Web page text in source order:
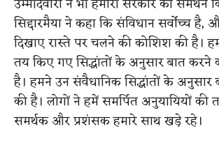
सिद्दारमैया ने कहा कि संविधान सर्वोच्च
दिखाए रास्ते पर चलने की कोशिश की है।
तय किए गए सिद्धांतों के अनुसार बात
है। हमने उन संवैधानिक सिद्धांतों के
की है। लोगों ने हमें समर्पित अनुयायियों की
समर्थक और प्रशंसक हमारे साथ खड़े रहे।